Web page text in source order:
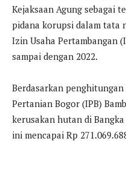
Kejaksaan Agung sebagai
pidana korupsi dalam tata
Izin Usaha Pertambangan
sampai dengan 2022.
Berdasarkan
Pertanian Bogor (IPB)
kerusakan hutan di
ini mencapai Rp